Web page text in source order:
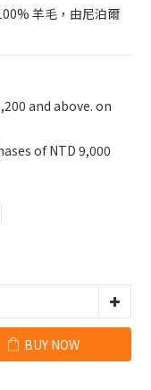
羊毛，由尼泊爾
and above. on
of NTD 9,000
BUY NOW